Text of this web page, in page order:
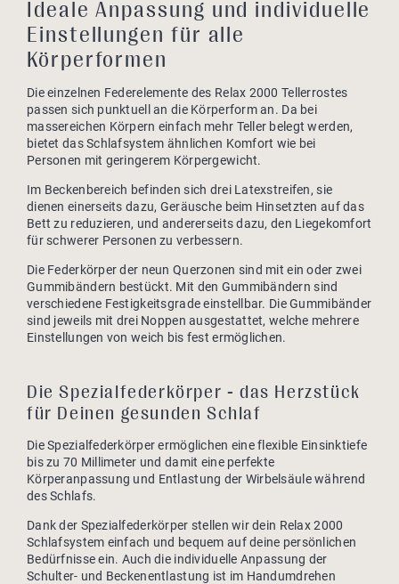
Ideale Anpassung und individuelle
Einstellungen für alle
Körperformen
Die einzelnen Federelemente des Relax 2000 Tellerrostes
passen sich punktuell an die Körperform an. Da bei
massereichen Körpern einfach mehr Teller belegt werden,
bietet das Schlafsystem ähnlichen Komfort wie bei
Personen mit geringerem Körpergewicht.
Im Beckenbereich befinden sich drei Latexstreifen, sie
dienen einerseits dazu, Geräusche beim Hinsetzten auf das
Bett zu reduzieren, und andererseits dazu, den Liegekomfort
für schwerer Personen zu verbessern.
Die Federkörper der neun Querzonen sind mit ein oder zwei
Gummibändern bestückt. Mit den Gummibändern sind
verschiedene Festigkeitsgrade einstellbar. Die Gummibänder
sind jeweils mit drei Noppen ausgestattet, welche mehrere
Einstellungen von weich bis fest ermöglichen.
Die Spezialfederkörper - das Herzstück
für Deinen gesunden Schlaf
Die Spezialfederkörper ermöglichen eine flexible Einsinktiefe
bis zu 70 Millimeter und damit eine perfekte
Körperanpassung und Entlastung der Wirbelsäule während
des Schlafs.
Dank der Spezialfederkörper stellen wir dein Relax 2000
Schlafsystem einfach und bequem auf deine persönlichen
Bedürfnisse ein. Auch die individuelle Anpassung der
Schulter- und Beckenentlastung ist im Handumdrehen